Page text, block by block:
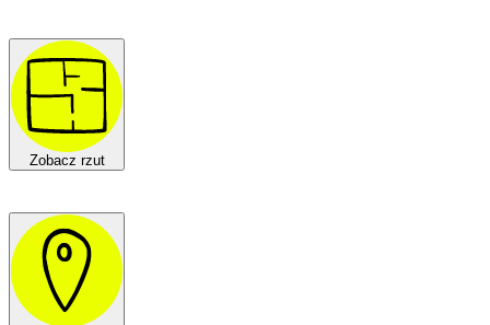
Zobacz rzut